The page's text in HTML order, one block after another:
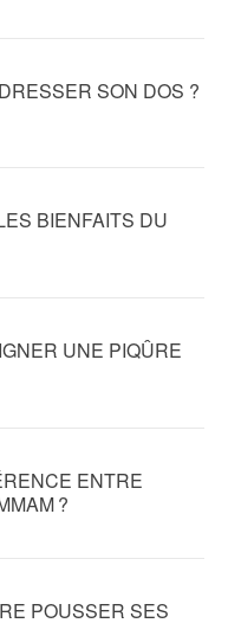
SON DOS ?
BIENFAITS DU
UNE PIQÛRE
ENTRE
?
POUSSER SES